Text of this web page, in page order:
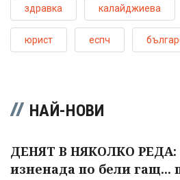
здравка калайджиева
юрист еспч
НАЙ-НОВИ
ДЕНЯТ В НЯКОЛКО РЕДА:
изненада по бели гащ...